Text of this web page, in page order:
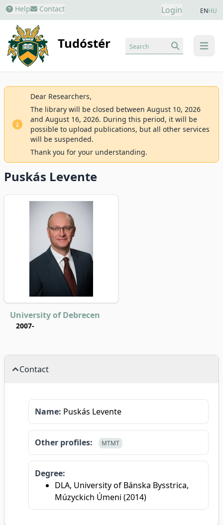
Help Contact Login ENHU
Tudóstér menu
Search
Dear Researchers,
The library will be closed between August 10, 2026
and August 16, 2026. During this period, it will be
possible to upload publications, but all other services
will be suspended.
Thank you for your understanding.
Puskás Levente
University of Debrecen
2007-
Contact
Name: Puskás Levente
Other profiles: MTMT
Degree:
DLA, University of Bánska Bysstrica,
Múzyckich Úmeni (2014)